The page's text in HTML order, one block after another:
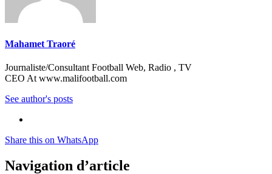
Mahamet Traoré
Journaliste/Consultant Football Web, Radio , TV
CEO At www.malifootball.com
See author's posts
Share this on WhatsApp
Navigation d’article